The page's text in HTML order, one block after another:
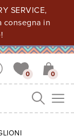
SERVICE,
consegna in
0 0